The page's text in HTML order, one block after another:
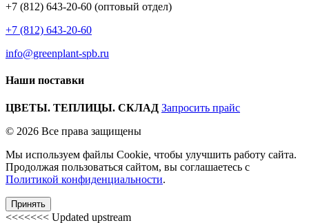
+7 (812) 643-20-60 (оптовый отдел)
+7 (812) 643-20-60
info@greenplant-spb.ru
Наши поставки
ЦВЕТЫ. ТЕПЛИЦЫ. СКЛАД Запросить прайс
© 2026 Все права защищены
Мы используем файлы Cookie, чтобы улучшить работу сайта.
Продолжая пользоваться сайтом, вы соглашаетесь с
Политикой конфиденциальности.
Принять
<<<<<<< Updated upstream